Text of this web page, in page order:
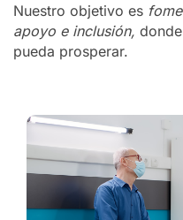
Nuestro objetivo es
apoyo e inclusión,
pueda prosperar.